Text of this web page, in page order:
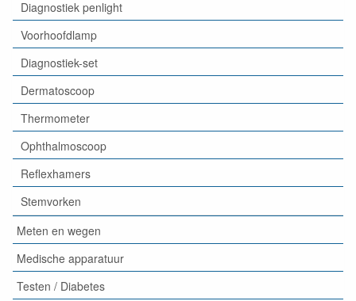
Diagnostiek penlight
Voorhoofdlamp
Diagnostiek-set
Dermatoscoop
Thermometer
Ophthalmoscoop
Reflexhamers
Stemvorken
Meten en wegen
Medische apparatuur
Testen / Diabetes